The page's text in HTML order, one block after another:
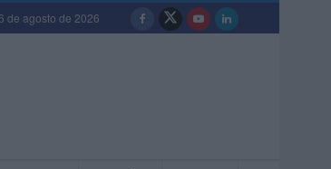
de agosto de 2026